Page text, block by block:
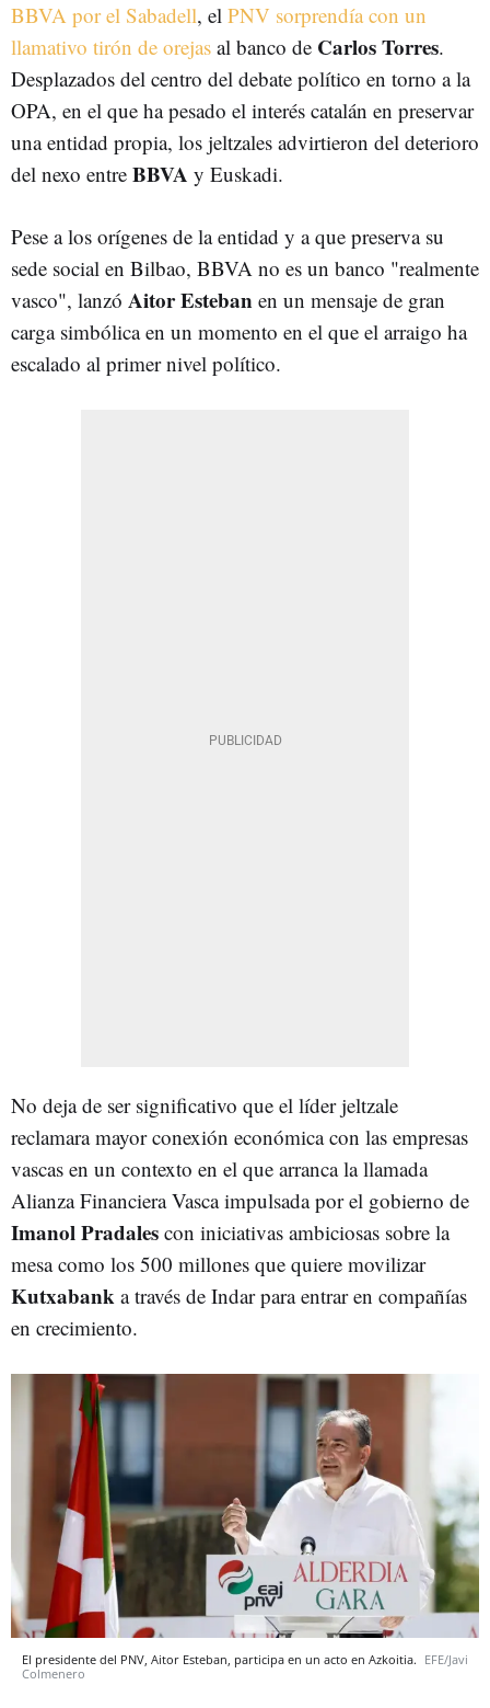
BBVA por el Sabadell, el PNV sorprendía con un
llamativo tirón de orejas al banco de Carlos Torres.
Desplazados del centro del debate político en torno a la
OPA, en el que ha pesado el interés catalán en preservar
una entidad propia, los jeltzales advirtieron del deterioro
del nexo entre BBVA y Euskadi.
Pese a los orígenes de la entidad y a que preserva su
sede social en Bilbao, BBVA no es un banco "realmente
vasco", lanzó Aitor Esteban en un mensaje de gran
carga simbólica en un momento en el que el arraigo ha
escalado al primer nivel político.
No deja de ser significativo que el líder jeltzale
reclamara mayor conexión económica con las empresas
vascas en un contexto en el que arranca la llamada
Alianza Financiera Vasca impulsada por el gobierno de
Imanol Pradales con iniciativas ambiciosas sobre la
mesa como los 500 millones que quiere movilizar
Kutxabank a través de Indar para entrar en compañías
en crecimiento.
El presidente del PNV, Aitor Esteban, participa en un acto en Azkoitia. EFE/Javi
Colmenero